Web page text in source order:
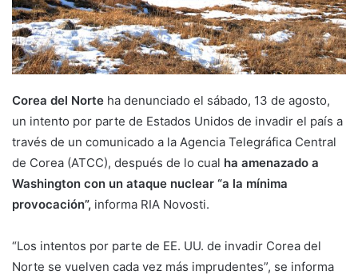
Corea del Norte ha denunciado el sábado, 13 de agosto,
un intento por parte de Estados Unidos de invadir el país a
través de un comunicado a la Agencia Telegráfica Central
de Corea (ATCC), después de lo cual ha amenazado a
Washington con un ataque nuclear “a la mínima
provocación”, informa RIA Novosti.
“Los intentos por parte de EE. UU. de invadir Corea del
Norte se vuelven cada vez más imprudentes”, se informa